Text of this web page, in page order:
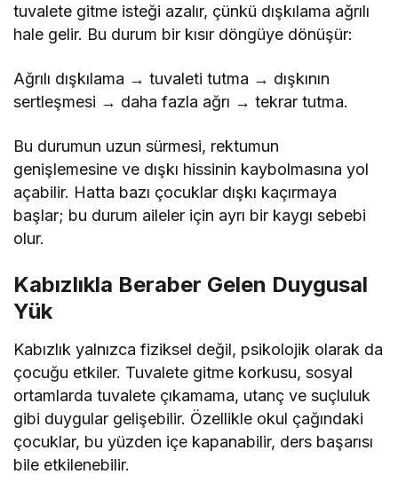
tuvalete gitme isteği azalır, çünkü dışkılama ağrılı
hale gelir. Bu durum bir kısır döngüye dönüşür:
Ağrılı dışkılama → tuvaleti tutma → dışkının
sertleşmesi → daha fazla ağrı → tekrar tutma.
Bu durumun uzun sürmesi, rektumun
genişlemesine ve dışkı hissinin kaybolmasına yol
açabilir. Hatta bazı çocuklar dışkı kaçırmaya
başlar; bu durum aileler için ayrı bir kaygı sebebi
olur.
Kabızlıkla Beraber Gelen Duygusal
Yük
Kabızlık yalnızca fiziksel değil, psikolojik olarak da
çocuğu etkiler. Tuvalete gitme korkusu, sosyal
ortamlarda tuvalete çıkamama, utanç ve suçluluk
gibi duygular gelişebilir. Özellikle okul çağındaki
çocuklar, bu yüzden içe kapanabilir, ders başarısı
bile etkilenebilir.